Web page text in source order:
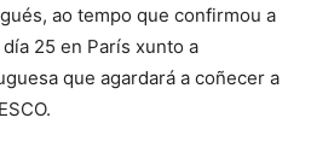
ao tempo que confirmou a
25 en París xunto a
que agardará a coñecer a